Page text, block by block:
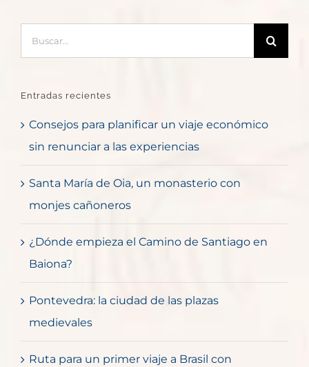
Entradas recientes
Consejos para planificar un viaje económico
sin renunciar a las experiencias
Santa María de Oia, un monasterio con
monjes cañoneros
¿Dónde empieza el Camino de Santiago en
Baiona?
Pontevedra: la ciudad de las plazas
medievales
Ruta para un primer viaje a Brasil con